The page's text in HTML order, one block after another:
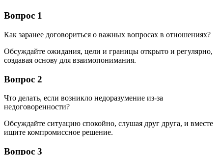
Вопрос 1
Как заранее договориться о важных вопросах в отношениях?
Обсуждайте ожидания, цели и границы открыто и регулярно,
создавая основу для взаимопонимания.
Вопрос 2
Что делать, если возникло недоразумение из-за
недоговоренности?
Обсуждайте ситуацию спокойно, слушая друг друга, и вместе
ищите компромиссное решение.
Вопрос 3